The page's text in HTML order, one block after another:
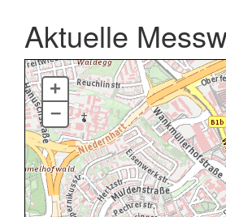
Aktuelle
+
–